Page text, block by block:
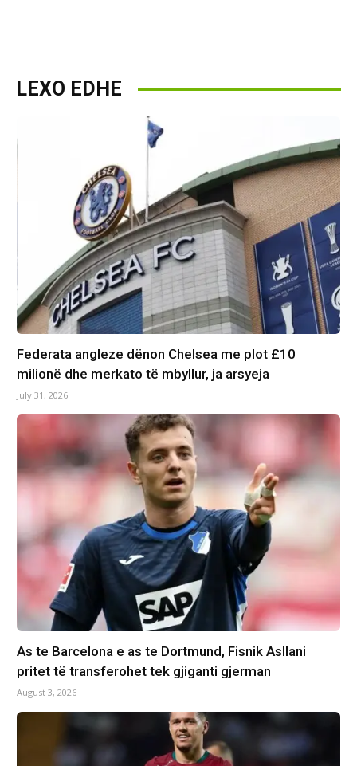
LEXO EDHE
Federata angleze dënon Chelsea me plot £10
milionë dhe merkato të mbyllur, ja arsyeja
July 31, 2026
As te Barcelona e as te Dortmund, Fisnik Asllani
pritet të transferohet tek gjiganti gjerman
August 3, 2026